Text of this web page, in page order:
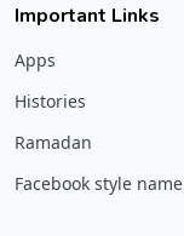
Important Links
Apps
Histories
Ramadan
Facebook style name